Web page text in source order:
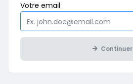
Votre email
Continuer